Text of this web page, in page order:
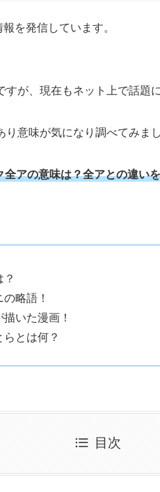
を発信しています。
が、現在もネット上で話題
り意味が気になり調べてみまし
アの意味は？全アとの違い
略語！
いた漫画！
とは何？
目次